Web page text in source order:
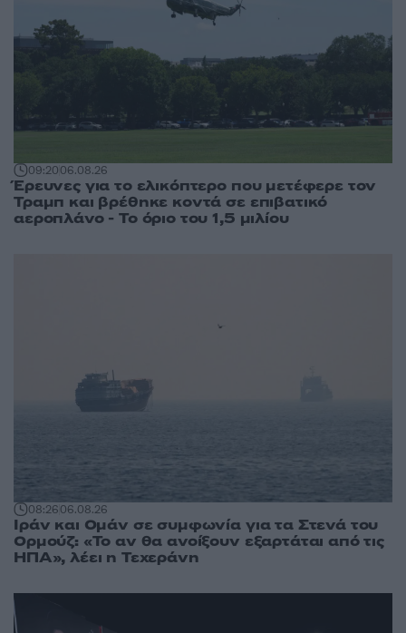
09:2006.08.26
Έρευνες για το ελικόπτερο που μετέφερε τον
Τραμπ και βρέθηκε κοντά σε επιβατικό
αεροπλάνο - Το όριο του 1,5 μιλίου
08:2606.08.26
Ιράν και Ομάν σε συμφωνία για τα Στενά του
Ορμούζ: «Το αν θα ανοίξουν εξαρτάται από τις
ΗΠΑ», λέει η Τεχεράνη